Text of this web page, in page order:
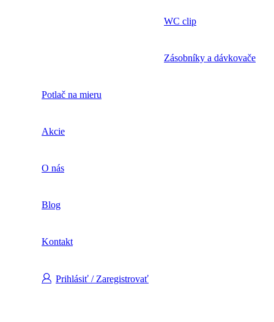
WC clip
Zásobníky a dávkovače
Potlač na mieru
Akcie
O nás
Blog
Kontakt
Prihlásiť / Zaregistrovať